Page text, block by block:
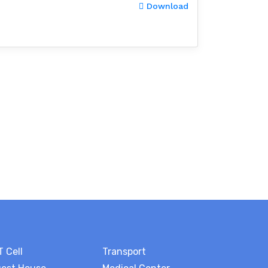
Download
Cell
Transport